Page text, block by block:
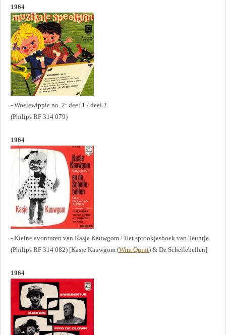
1964
- Woelewippie no. 2: deel 1 / deel 2
(Philips RF 314 079)
1964
- Kleine avonturen van Kasje Kauwgom / Het sprookjesboek van Teuntje
(Philips RF 314 082) [Kasje Kauwgom (Wim Quint) & De Schellebellen]
1964